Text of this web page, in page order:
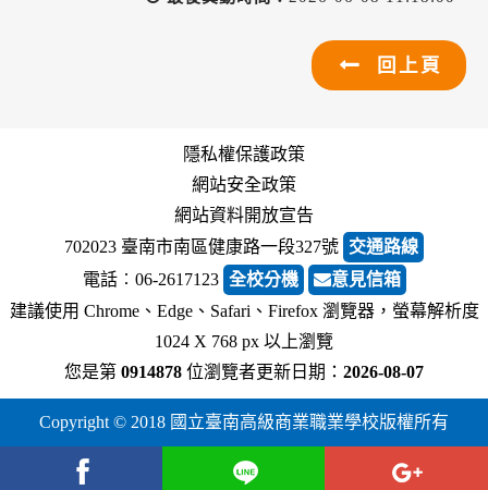
回上頁
隱私權保護政策
網站安全政策
網站資料開放宣告
702023 臺南市南區健康路一段327號 交通路線
電話︰06-2617123 全校分機
意見信箱
建議使用 Chrome、Edge、Safari、Firefox 瀏覽器，螢幕解析度
1024 X 768 px 以上瀏覽
您是第 0914878 位瀏覽者更新日期： 2026-08-07
Copyright © 2018 國立臺南高級商業職業學校版權所有